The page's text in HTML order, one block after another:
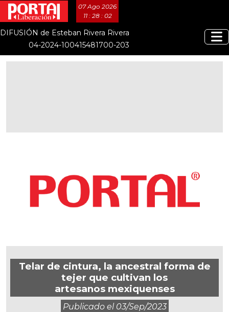
07 Ago 2026
11 : 28 : 03
DIFUSIÓN de Esteban Rivera Rivera
04-2024-100415481700-203
Telar de cintura, la ancestral forma de
tejer que cultivan los
artesanos mexiquenses
Publicado el 03/sep/2023